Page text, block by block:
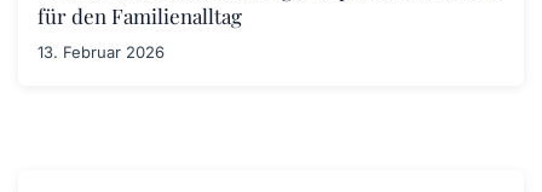
für den Familienalltag
13. Februar 2026